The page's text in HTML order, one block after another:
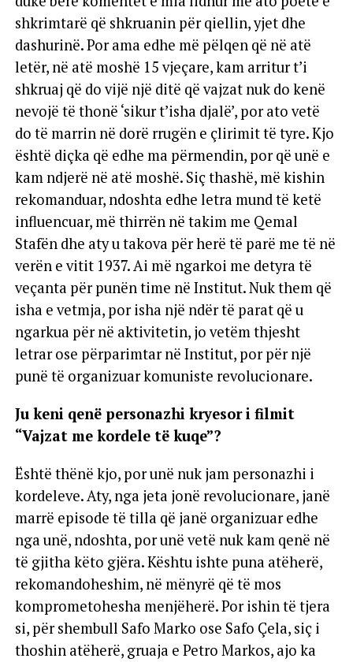
shkrimtarë që shkruanin për qiellin, yjet dhe
dashurinë. Por ama edhe më pëlqen që në atë
letër, në atë moshë 15 vjeçare, kam arritur t’i
shkruaj që do vijë një ditë që vajzat nuk do kenë
nevojë të thonë ‘sikur t’isha djalë’, por ato vetë
do të marrin në dorë rrugën e çlirimit të tyre. Kjo
është diçka që edhe ma përmendin, por që unë e
kam ndjerë në atë moshë. Siç thashë, më kishin
rekomanduar, ndoshta edhe letra mund të ketë
influencuar, më thirrën në takim me Qemal
Stafën dhe aty u takova për herë të parë me të në
verën e vitit 1937. Ai më ngarkoi me detyra të
veçanta për punën time në Institut. Nuk them që
isha e vetmja, por isha një ndër të parat që u
ngarkua për në aktivitetin, jo vetëm thjesht
letrar ose përparimtar në Institut, por për një
punë të organizuar komuniste revolucionare.
Ju keni qenë personazhi kryesor i filmit
“Vajzat me kordele të kuqe”?
Është thënë kjo, por unë nuk jam personazhi i
kordeleve. Aty, nga jeta jonë revolucionare, janë
marrë episode të tilla që janë organizuar edhe
nga unë, ndoshta, por unë vetë nuk kam qenë në
të gjitha këto gjëra. Kështu ishte puna atëherë,
rekomandoheshim, në mënyrë që të mos
komprometohesha menjëherë. Por ishin të tjera
si, për shembull Safo Marko ose Safo Çela, siç i
thoshin atëherë, gruaja e Petro Markos, ajo ka